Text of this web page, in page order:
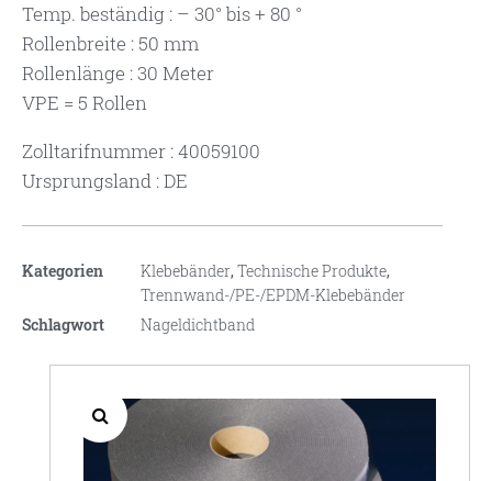
Temp. beständig : – 30° bis + 80 °
Rollenbreite : 50 mm
Rollenlänge : 30 Meter
VPE = 5 Rollen
Zolltarifnummer : 40059100
Ursprungsland : DE
Kategorien Klebebänder,Technische Produkte,
Trennwand-/PE-/EPDM-Klebebänder
Schlagwort
Nageldichtband